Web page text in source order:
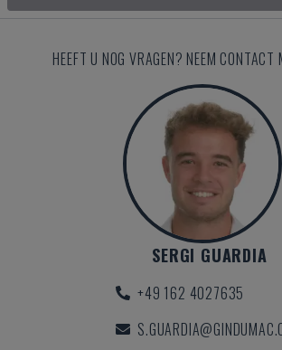
HEEFT U NOG VRAGEN? NEEM CONTACT
SERGI GUARDIA
+49 162 4027635